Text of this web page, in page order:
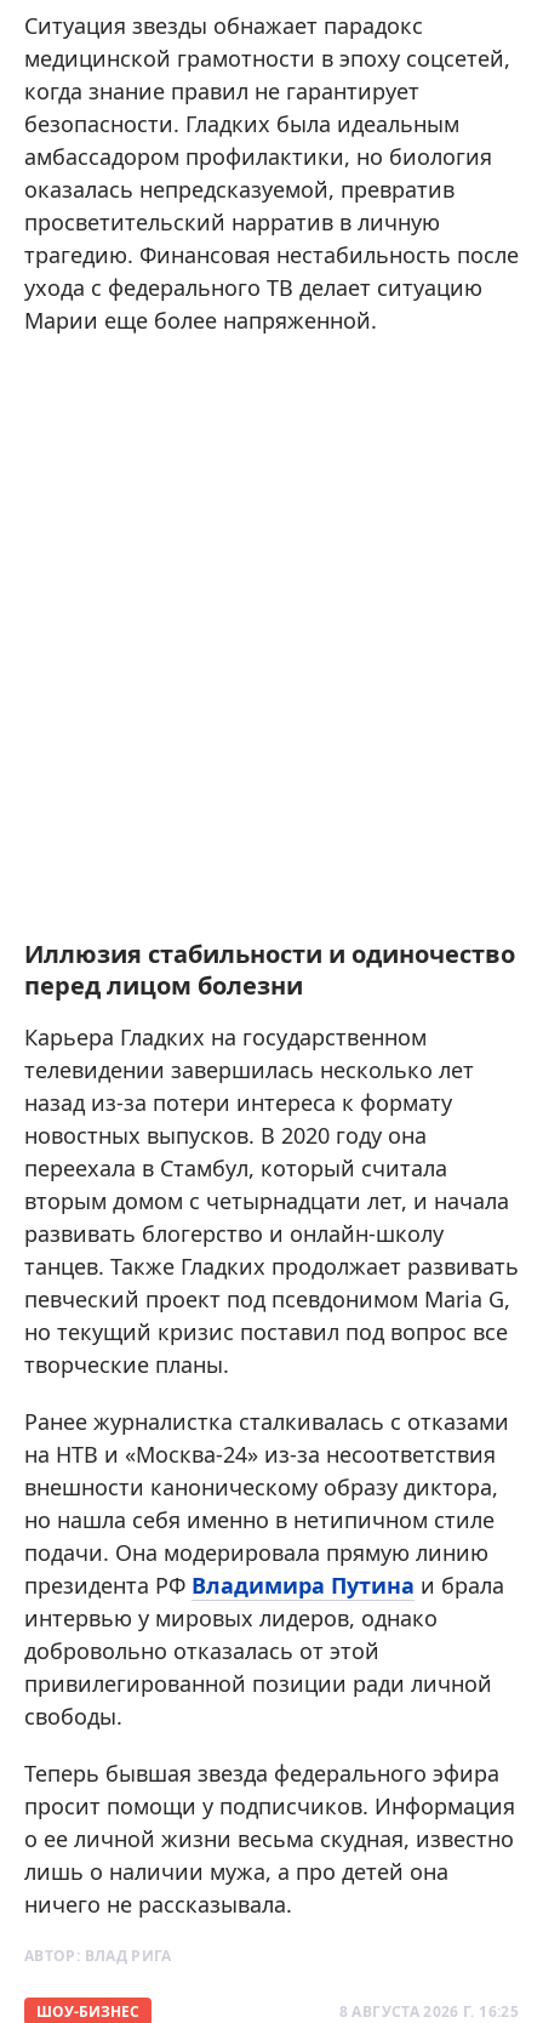
Ситуация звезды обнажает парадокс
медицинской грамотности в эпоху соцсетей,
когда знание правил не гарантирует
безопасности. Гладких была идеальным
амбассадором профилактики, но биология
оказалась непредсказуемой, превратив
просветительский нарратив в личную
трагедию. Финансовая нестабильность после
ухода с федерального ТВ делает ситуацию
Марии еще более напряженной.
Иллюзия стабильности и одиночество
перед лицом болезни
Карьера Гладких на государственном
телевидении завершилась несколько лет
назад из-за потери интереса к формату
новостных выпусков. В 2020 году она
переехала в Стамбул, который считала
вторым домом с четырнадцати лет, и начала
развивать блогерство и онлайн-школу
танцев. Также Гладких продолжает развивать
певческий проект под псевдонимом Maria G,
но текущий кризис поставил под вопрос все
творческие планы.
Ранее журналистка сталкивалась с отказами
на НТВ и «Москва-24» из-за несоответствия
внешности каноническому образу диктора,
но нашла себя именно в нетипичном стиле
подачи. Она модерировала прямую линию
президента РФ Владимира Путина и брала
интервью у мировых лидеров, однако
добровольно отказалась от этой
привилегированной позиции ради личной
свободы.
Теперь бывшая звезда федерального эфира
просит помощи у подписчиков. Информация
о ее личной жизни весьма скудная, известно
лишь о наличии мужа, а про детей она
ничего не рассказывала.
АВТОР: ВЛАД РИГА
ШОУ-БИЗНЕС 8 АВГУСТА 2026 Г. 16:25